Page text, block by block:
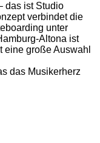
das ist Studio
verbindet die
unter
Altona ist
eine große Auswahl
das Musikerherz